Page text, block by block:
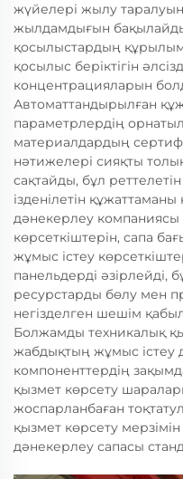
жүйелері жылу
жылдамдығын
қосылыстардың
қосылыс беріктігін
концентрацияларын
Автоматтандырылған
параметрлердің
материалдардың
нәтижелері сияқты
сақтайды, бұл
ізденілетін
дәнекерлеу компаниясы
көрсеткіштерін, сапа
жұмыс істеу
панельдерді әзірлейді,
ресурстарды бөлу мен
негізделген шешім
Болжамды техникалық
жабдықтың жұмыс істеу
компоненттердің
қызмет көрсету
жоспарланбаған
қызмет көрсету
дәнекерлеу сапасы